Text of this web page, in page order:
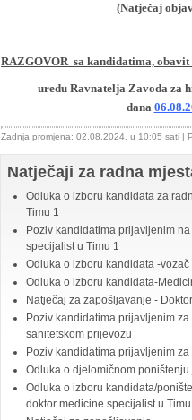
(Natječaj
RAZGOVOR sa kandidatima, obavit
uredu Ravnatelja Zavoda za
dana
Zadnja promjena: 02.08.2024. u 10:05 sati |
Natječaji za radna
Odluka o izboru kandidata za
Timu 1
Poziv kandidatima prijavljenim
specijalist u Timu 1
Odluka o izboru kandidata -
Odluka o izboru kandidata-
Natječaj za zapošljavanje -
Poziv kandidatima prijavljenim
sanitetskom prijevozu
Poziv kandidatima prijavljenim
Odluka o djelomičnom
Odluka o izboru kandidata/
doktor medicine specijalist u Timu